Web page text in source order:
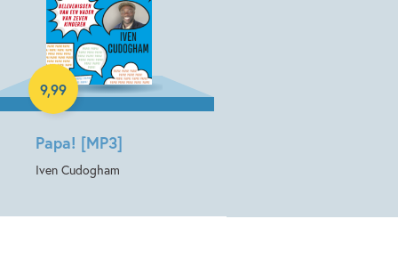
Papa! [MP3]
Iven Cudogham
9,99
E-book